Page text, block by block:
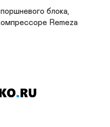
блока,
Remeza